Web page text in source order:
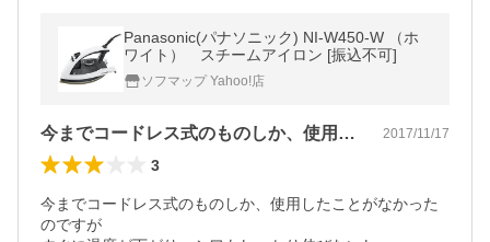
Panasonic(パナソニック) NI-W450-W （ホ
ワイト） スチームアイロン [振込不可]
ソフマップ Yahoo!店
今までコードレス式のものしか、使用した… 2017/11/17
3
今までコードレス式のものしか、使用したことがなかった
のですが